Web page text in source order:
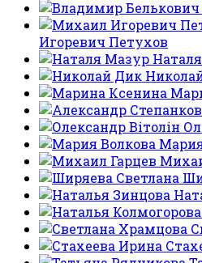
Игоревич Петухов